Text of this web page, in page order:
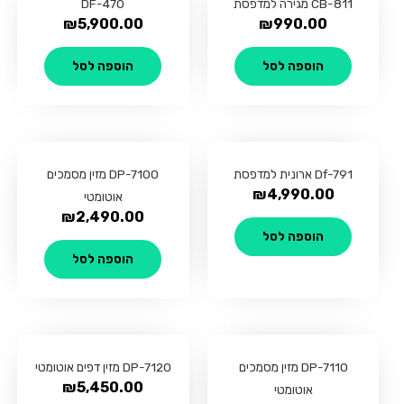
CB-811 מגירה למדפסת
₪990.00
הוספה לסל
DF-470
₪5,900.00
הוספה לסל
Df-791 ארונית למדפסת
₪4,990.00
הוספה לסל
DP-7100 מזין מסמכים
אוטומטי
₪2,490.00
הוספה לסל
DP-7110 מזין מסמכים
אוטומטי
DP-7120 מזין דפים אוטומטי
₪5,450.00